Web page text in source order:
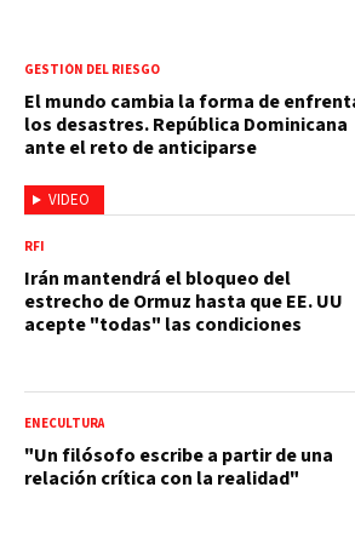
VIDEO
GESTIÓN DEL RIESGO
El mundo cambia la forma de
los desastres. República Dominicana
ante el reto de anticiparse
RFI
Irán mantendrá el bloqueo del
estrecho de Ormuz hasta que EE. UU
acepte "todas" las condiciones
ENECULTURA
"Un filósofo escribe a partir de una
relación crítica con la realidad"